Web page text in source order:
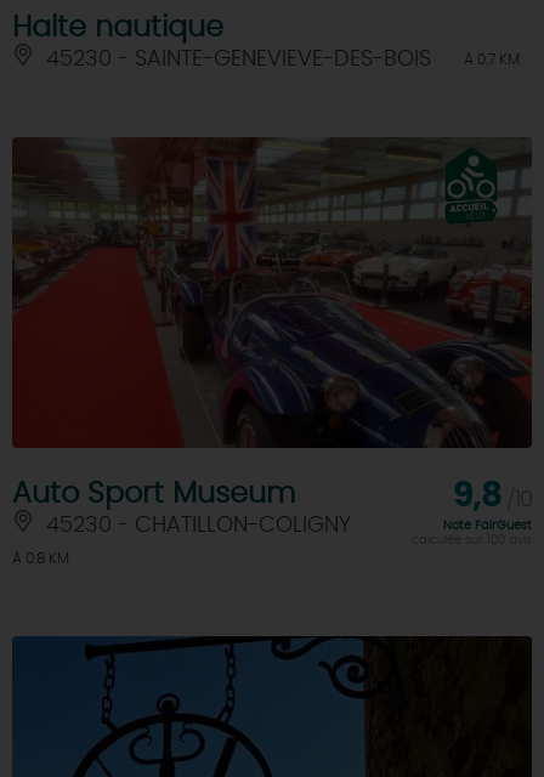
Halte nautique
45230 - SAINTE-GENEVIEVE-DES-BOIS À 0.7 KM
Auto Sport Museum
45230 - CHATILLON-COLIGNY
À 0.8 KM
9,8
Note FairGuest